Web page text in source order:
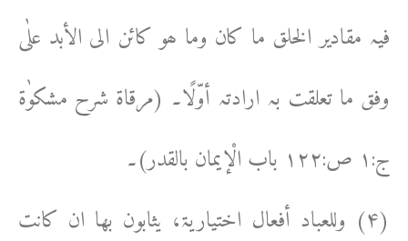
فیہ مقادیر الخلق ما کان وما ھو کائن الی الأبد علٰی
وفق ما تعلقت بہ ارادتہ أوّلًا۔ (مرقاۃ شرح مشکوٰۃ
ج:۱ ص:۱۲۲ باب الْإیمان بالقدر)۔
(۴) وللعباد أفعال اختیاریۃ، یثابون بھا ان کانت